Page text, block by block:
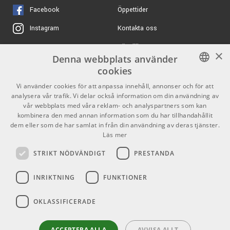
Radie:12.01"
Band:24 Jumbo
43 mm
Inlägg:Block och triangel (med abalone-detaljer)
Infästning: Limmad (Set Neck)
KROPP
Topp:
Origins Les Paul
Custom Bone White
ARTIKELNUMMER 1090611
Charvel Pro-Mod So-
Cal 2 24 HH HT CM
Satin Black
ARTIKELNUMMER 1064454
14099 kr/st
Epiphone Firebird V 63
Maestro Vibrola Frost
Blue
19599 kr/st
Facebook
Instagram
X
Youtube
TikTok
Öppettider
Kontakta oss
Köpvillkor
Butiken
Varumärken
GDPR & Cookies
Kontakt
Info
Mån-Fre: 10.00-18.00
Helgdagar
SWEDISH
ENGLISH
×
Denna webbplats använder
cookies
Vi använder cookies för att anpassa innehåll, annonser och för att
analysera vår trafik. Vi delar också information om din användning av
vår webbplats med våra reklam- och analyspartners som kan
kombinera den med annan information som du har tillhandahållit
dem eller som de har samlat in från din användning av deras tjänster.
Läs mer
STRIKT NÖDVÄNDIGT PRESTANDA
INRIKTNING FUNKTIONER
OKLASSIFICERADE